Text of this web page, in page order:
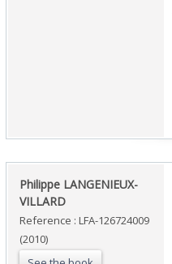
‎Philippe LANGENIEUX-
VILLARD‎
Reference : LFA-126724009
(2010)